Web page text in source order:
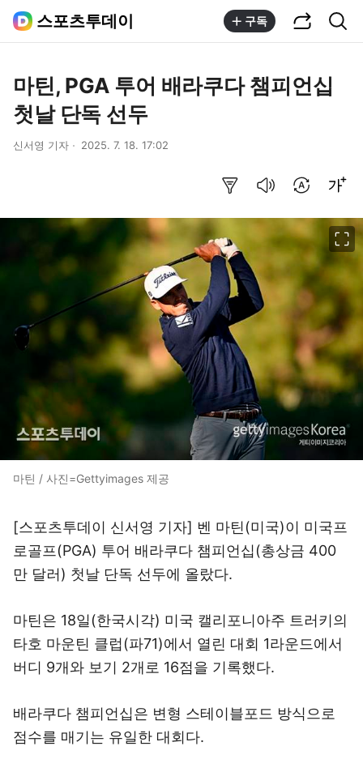
스포츠투데이 구독
마틴, PGA 투어 배라쿠다 챔피언십
첫날 단독 선두
신서영 기자 2025. 7. 18. 17:02
마틴 / 사진=Gettyimages 제공
[스포츠투데이 신서영 기자] 벤 마틴(미국)이 미국프
로골프(PGA) 투어 배라쿠다 챔피언십(총상금 400
만 달러) 첫날 단독 선두에 올랐다.
마틴은 18일(한국시각) 미국 캘리포니아주 트러키의
타호 마운틴 클럽(파71)에서 열린 대회 1라운드에서
버디 9개와 보기 2개로 16점을 기록했다.
배라쿠다 챔피언십은 변형 스테이블포드 방식으로
점수를 매기는 유일한 대회다.